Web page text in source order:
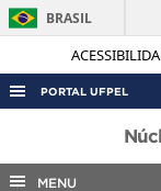
BRASIL
PORTAL UFPEL
ACESSO À
AUDITORIA
MENU